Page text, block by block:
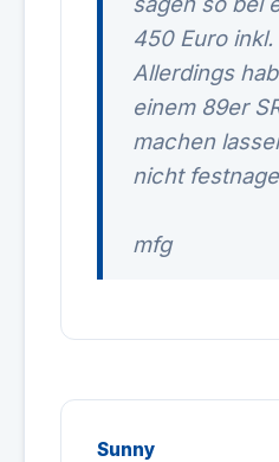
450 Euro inkl.
Allerdings
einem 89er
machen
nicht
mfg
Sunny